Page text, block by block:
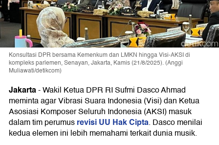
Konsultasi DPR bersama Kemenkum dan LMKN hingga Visi-AKSI di
kompleks parlemen, Senayan, Jakarta, Kamis (21/8/2025). (Anggi
Muliawati/detikcom)
Jakarta-Wakil Ketua DPR RI Sufmi Dasco Ahmad
meminta agar Vibrasi Suara Indonesia (Visi) dan Ketua
Asosiasi Komposer Seluruh Indonesia (AKSI) masuk
dalam tim perumusrevisi UU Hak Cipta. Dasco menilai
kedua elemen ini lebih memahami terkait dunia musik.